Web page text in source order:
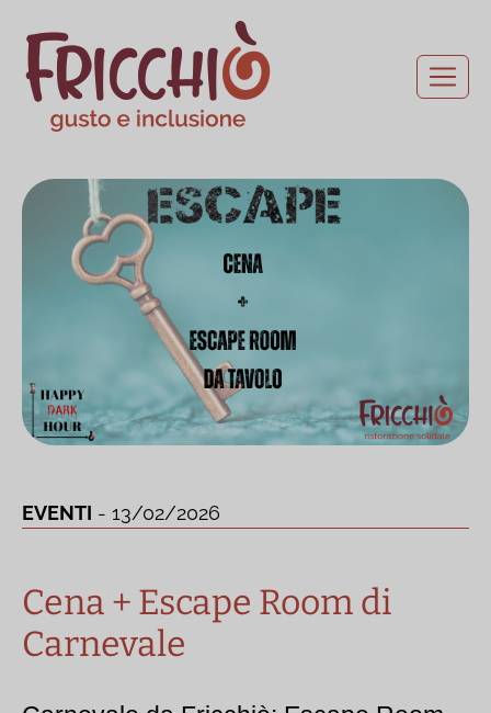
EVENTI - 13/02/2026
Cena + Escape Room di
Carnevale